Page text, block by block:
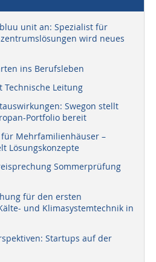
unit an: Spezialist für
wird neues
ins Berufsleben
Technische Leitung
Swegon stellt
Portfolio bereit
Mehrfamilienhäuser –
Lösungskonzepte
Sommerprüfung
für den ersten
und Klimasystemtechnik in
Startups auf der